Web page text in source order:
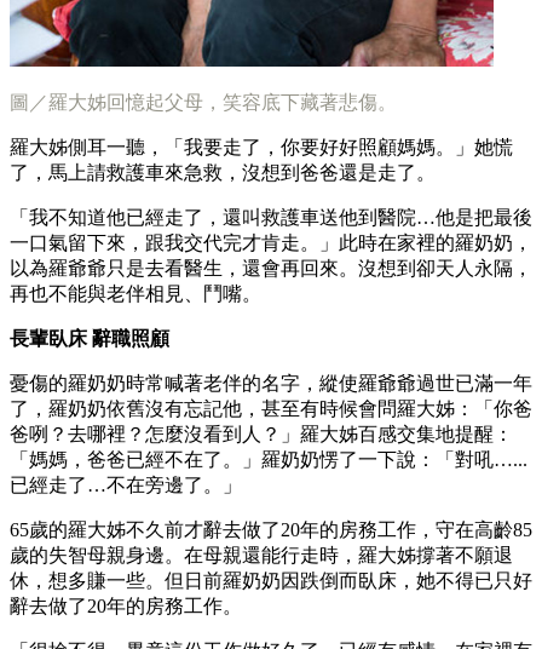
圖／羅大姊回憶起父母，笑容底下藏著悲傷。
羅大姊側耳一聽，「我要走了，你要好好照顧媽媽。」她慌
了，馬上請救護車來急救，沒想到爸爸還是走了。
「我不知道他已經走了，還叫救護車送他到醫院…他是把最後
一口氣留下來，跟我交代完才肯走。」此時在家裡的羅奶奶，
以為羅爺爺只是去看醫生，還會再回來。沒想到卻天人永隔，
再也不能與老伴相見、鬥嘴。
長輩臥床 辭職照顧
憂傷的羅奶奶時常喊著老伴的名字，縱使羅爺爺過世已滿一年
了，羅奶奶依舊沒有忘記他，甚至有時候會問羅大姊：「你爸
爸咧？去哪裡？怎麼沒看到人？」羅大姊百感交集地提醒：
「媽媽，爸爸已經不在了。」羅奶奶愣了一下說：「對吼…...
已經走了…不在旁邊了。」
65歲的羅大姊不久前才辭去做了20年的房務工作，守在高齡85
歲的失智母親身邊。在母親還能行走時，羅大姊撐著不願退
休，想多賺一些。但日前羅奶奶因跌倒而臥床，她不得已只好
辭去做了20年的房務工作。